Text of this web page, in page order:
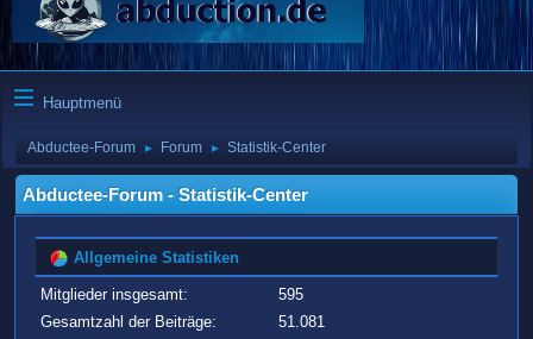
Hauptmenü
Abductee-Forum ► Forum ► Statistik-Center
Abductee-Forum - Statistik-Center
Allgemeine Statistiken
Mitglieder insgesamt:
595
Gesamtzahl der Beiträge:
51.081